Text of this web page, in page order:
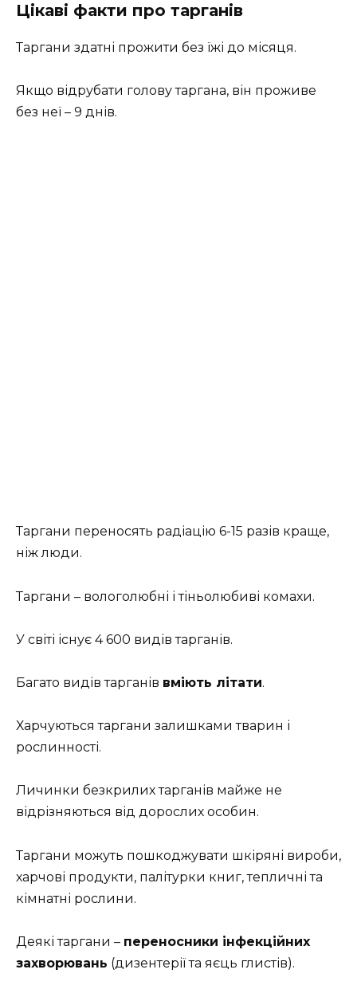
Цікаві факти про тарганів
Таргани здатні прожити без їжі до місяця.
Якщо відрубати голову таргана, він проживе
без неї – 9 днів.
Таргани переносять радіацію 6-15 разів краще,
ніж люди.
Таргани – вологолюбні і тіньолюбиві комахи.
У світі існує 4 600 видів тарганів.
Багато видів тарганів вміють літати.
Харчуються таргани залишками тварин і
рослинності.
Личинки безкрилих тарганів майже не
відрізняються від дорослих особин.
Таргани можуть пошкоджувати шкіряні вироби,
харчові продукти, палітурки книг, тепличні та
кімнатні рослини.
Деякі таргани – переносники інфекційних
захворювань (дизентерії та яєць глистів).